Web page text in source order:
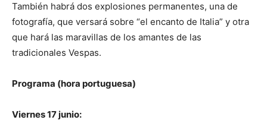
También habrá dos explosiones permanentes, una de
fotografía, que versará sobre “el encanto de Italia” y otra
que hará las maravillas de los amantes de las
tradicionales Vespas.
Programa (hora portuguesa)
Viernes 17 junio: